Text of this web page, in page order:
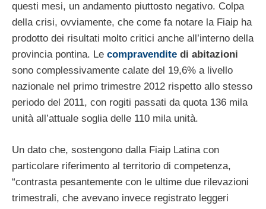
questi mesi, un andamento piuttosto negativo. Colpa
della crisi, ovviamente, che come fa notare la Fiaip ha
prodotto dei risultati molto critici anche all’interno della
provincia pontina. Le compravendite di abitazioni
sono complessivamente calate del 19,6% a livello
nazionale nel primo trimestre 2012 rispetto allo stesso
periodo del 2011, con rogiti passati da quota 136 mila
unità all’attuale soglia delle 110 mila unità.
Un dato che, sostengono dalla Fiaip Latina con
particolare riferimento al territorio di competenza,
“contrasta pesantemente con le ultime due rilevazioni
trimestrali, che avevano invece registrato leggeri